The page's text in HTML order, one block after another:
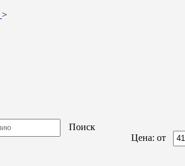
>
Поиск
Цена: от